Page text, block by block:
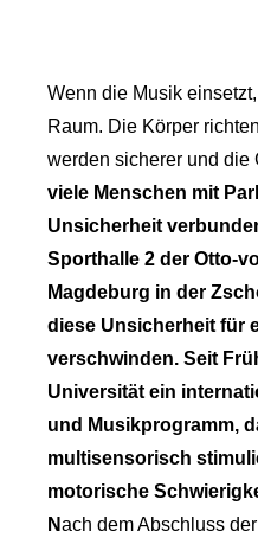
Wenn die Musik
Raum. Die Körper
werden sicherer und die
viele Menschen mit
Unsicherheit
Sporthalle 2 der Otto-
Magdeburg in der
diese Unsicherheit für
verschwinden. Seit
Universität ein
und Musikprogramm,
multisensorisch
motorische
Nach dem Abschluss